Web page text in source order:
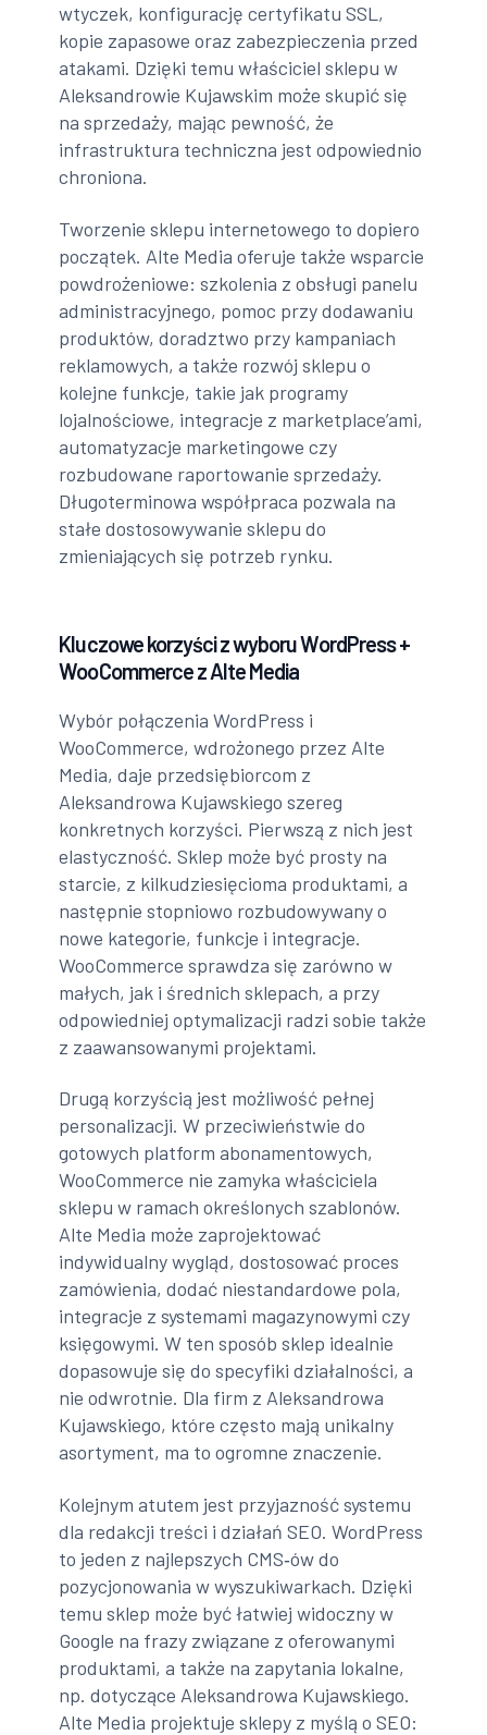
wtyczek, konfigurację certyfikatu SSL,
kopie zapasowe oraz zabezpieczenia przed
atakami. Dzięki temu właściciel sklepu w
Aleksandrowie Kujawskim może skupić się
na sprzedaży, mając pewność, że
infrastruktura techniczna jest odpowiednio
chroniona.
Tworzenie sklepu internetowego to dopiero
początek. Alte Media oferuje także wsparcie
powdrożeniowe: szkolenia z obsługi panelu
administracyjnego, pomoc przy dodawaniu
produktów, doradztwo przy kampaniach
reklamowych, a także rozwój sklepu o
kolejne funkcje, takie jak programy
lojalnościowe, integracje z marketplace’ami,
automatyzacje marketingowe czy
rozbudowane raportowanie sprzedaży.
Długoterminowa współpraca pozwala na
stałe dostosowywanie sklepu do
zmieniających się potrzeb rynku.
Kluczowe korzyści z wyboru WordPress +
WooCommerce z Alte Media
Wybór połączenia WordPress i
WooCommerce, wdrożonego przez Alte
Media, daje przedsiębiorcom z
Aleksandrowa Kujawskiego szereg
konkretnych korzyści. Pierwszą z nich jest
elastyczność. Sklep może być prosty na
starcie, z kilkudziesięcioma produktami, a
następnie stopniowo rozbudowywany o
nowe kategorie, funkcje i integracje.
WooCommerce sprawdza się zarówno w
małych, jak i średnich sklepach, a przy
odpowiedniej optymalizacji radzi sobie także
z zaawansowanymi projektami.
Drugą korzyścią jest możliwość pełnej
personalizacji. W przeciwieństwie do
gotowych platform abonamentowych,
WooCommerce nie zamyka właściciela
sklepu w ramach określonych szablonów.
Alte Media może zaprojektować
indywidualny wygląd, dostosować proces
zamówienia, dodać niestandardowe pola,
integracje z systemami magazynowymi czy
księgowymi. W ten sposób sklep idealnie
dopasowuje się do specyfiki działalności, a
nie odwrotnie. Dla firm z Aleksandrowa
Kujawskiego, które często mają unikalny
asortyment, ma to ogromne znaczenie.
Kolejnym atutem jest przyjazność systemu
dla redakcji treści i działań SEO. WordPress
to jeden z najlepszych CMS‑ów do
pozycjonowania w wyszukiwarkach. Dzięki
temu sklep może być łatwiej widoczny w
Google na frazy związane z oferowanymi
produktami, a także na zapytania lokalne,
np. dotyczące Aleksandrowa Kujawskiego.
Alte Media projektuje sklepy z myślą o SEO: